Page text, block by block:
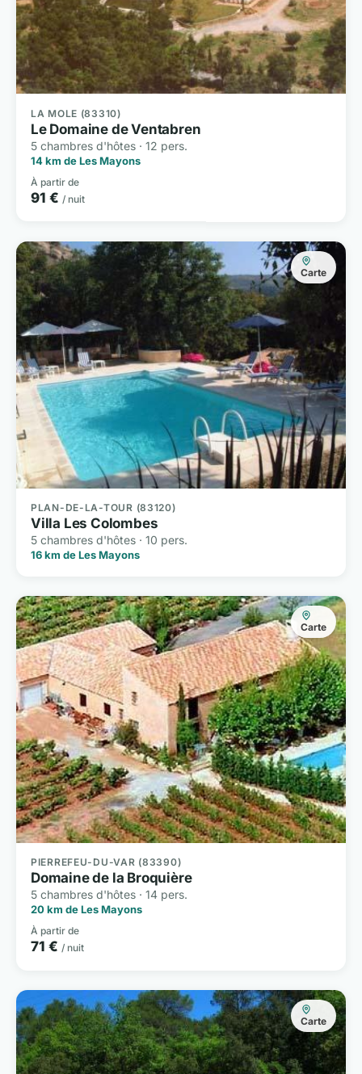
LA MOLE (83310)
Le Domaine de Ventabren
5 chambres d'hôtes · 12 pers.
14 km de Les Mayons
À partir de
91 € / nuit
Carte
PLAN-DE-LA-TOUR (83120)
Villa Les Colombes
5 chambres d'hôtes · 10 pers.
16 km de Les Mayons
Carte
PIERREFEU-DU-VAR (83390)
Domaine de la Broquière
5 chambres d'hôtes · 14 pers.
20 km de Les Mayons
À partir de
71 € / nuit
Carte